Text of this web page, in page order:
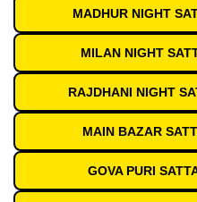
MADHUR NIGHT
MILAN NIGHT
RAJDHANI NIGHT
MAIN BAZAR
GOVA PURI